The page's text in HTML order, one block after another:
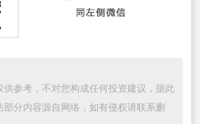
参考，不对您构成任何投资建议，据此
分内容源自网络，如有侵权请联系删